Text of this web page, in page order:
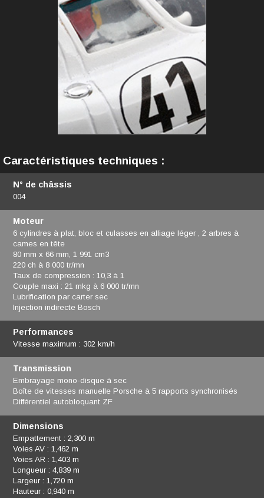
Caractéristiques techniques :
N° de châssis
004
Moteur
6 cylindres à plat, bloc et culasses en alliage léger , 2 arbres à
cames en tête
80 mm x 66 mm, 1 991 cm3
220 ch à 8 000 tr/mn
Taux de compression : 10,3 à 1
Couple maxi : 21 mkg à 6 000 tr/mn
Lubrification par carter sec
Injection indirecte Bosch
Performances
Vitesse maximum : 302 km/h
Transmission
Embrayage mono-disque à sec
Boîte de vitesses manuelle Porsche à 5 rapports synchronisés
Différentiel autobloquant ZF
Dimensions
Empattement : 2,300 m
Voies AV : 1,462 m
Voies AR : 1,403 m
Longueur : 4,839 m
Largeur : 1,720 m
Hauteur : 0,940 m